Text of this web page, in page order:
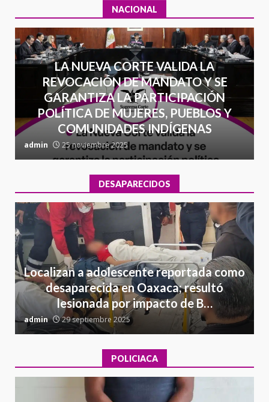
NACIONAL
LA NUEVA CORTE VALIDA LA
REVOCACIÓN DE MANDATO Y SE
GARANTIZA LA PARTICIPACIÓN
POLÍTICA DE MUJERES, PUEBLOS Y
COMUNIDADES INDÍGENAS
admin 25 noviembre 2025
DESAPARECIDOS
Localizan a adolescente reportada como
desaparecida en Oaxaca; resultó
lesionada por impacto de B…
admin 29 septiembre 2025
POLICIACA